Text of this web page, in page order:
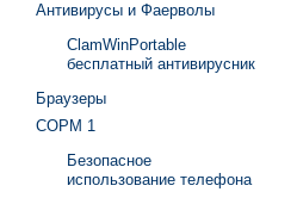
Антивирусы и Фаерволы
ClamWinPortable
бесплатный антивирусник
Браузеры
СОРМ 1
Безопасное
использование телефона